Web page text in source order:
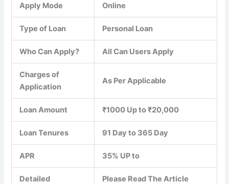
Apply Mode Online
Type of Loan Personal Loan
Who Can Apply? All Can Users Apply
Charges of
Application
As Per Applicable
Loan Amount ₹1000 Up to ₹20,000
Loan Tenures 91 Day to 365 Day
APR 35% UP to
Detailed
Please Read The Article